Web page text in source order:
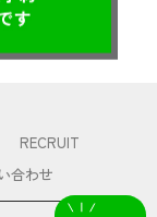
RECRUIT
合わせ